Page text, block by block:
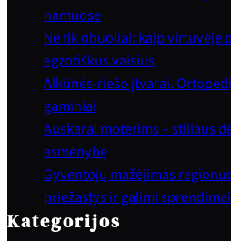
namuose
Ne tik obuoliai: kaip virtuvėje
egzotiškus vaisius
Alkūnės-riešo įtvarai.
gaminiai
Auskarai moterims – stiliaus
asmenybę
Gyventojų mažėjimas
priežastys ir galimi sprendimai
Kategorijos